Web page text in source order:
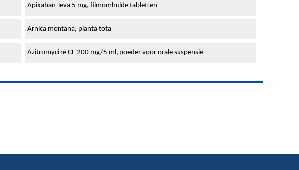
Apixaban Teva 5 mg, filmomhulde tabletten
Arnica montana, planta tota
Azitromycine CF 200 mg/5 ml, poeder voor orale suspensie